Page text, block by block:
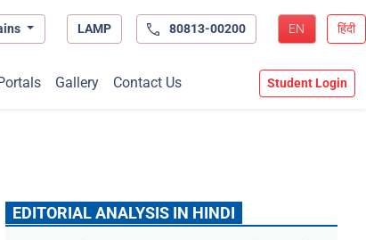
LAMP 80813-00200 EN हिंदी
Gallery Contact Us Student Login
EDITORIAL ANALYSIS IN HINDI